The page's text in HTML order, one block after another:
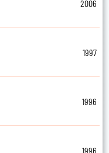
2006
1997
1996
1996